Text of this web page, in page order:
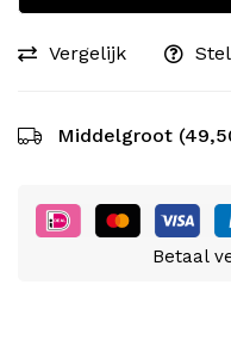
Vergelijk
Middelgroot
Betaal